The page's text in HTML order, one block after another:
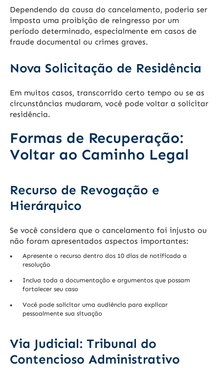
Dependendo da causa do cancelamento, poderia ser
imposta uma proibição de reingresso por um
período determinado, especialmente em casos de
fraude documental ou crimes graves.
Nova Solicitação de Residência
Em muitos casos, transcorrido certo tempo ou se as
circunstâncias mudaram, você pode voltar a solicitar
residência.
Formas de Recuperação:
Voltar ao Caminho Legal
Recurso de Revogação e
Hierárquico
Se você considera que o cancelamento foi injusto ou
não foram apresentados aspectos importantes:
Apresente o recurso dentro dos 10 dias de notificada a
resolução
Inclua toda a documentação e argumentos que possam
fortalecer seu caso
Você pode solicitar uma audiência para explicar
pessoalmente sua situação
Via Judicial: Tribunal do
Contencioso Administrativo